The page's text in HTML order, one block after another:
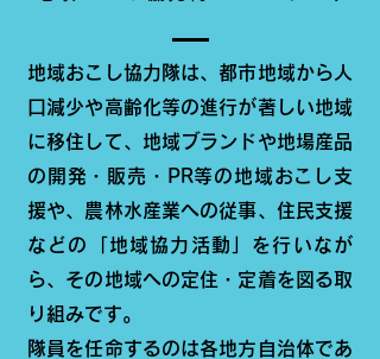
地域おこし協力隊は、都市地域から人
口減少や高齢化等の進行が著しい地域
に移住して、地域ブランドや地場産品
の開発・販売・PR等の地域おこし支
援や、農林水産業への従事、住民支援
などの「地域協力活動」を行いなが
ら、その地域への定住・定着を図る取
り組みです。
隊員を任命するのは各地方自治体であ